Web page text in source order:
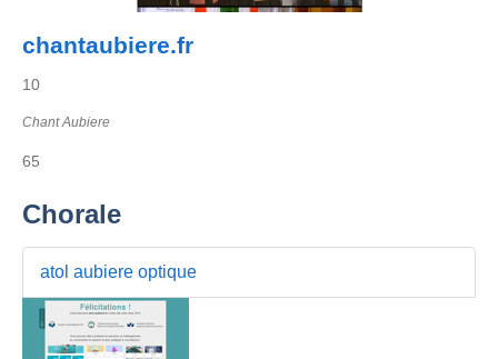
chantaubiere.fr
10
Chant Aubiere
65
Chorale
atol aubiere optique